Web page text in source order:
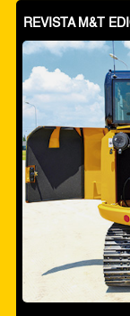
REVISTA M&T